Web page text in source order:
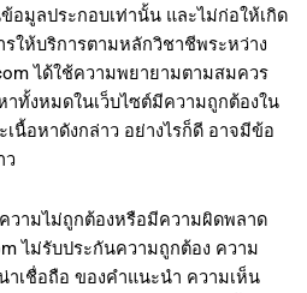
อมูลประกอบเท่านั้น และไม่ก่อให้เกิด
ให้บริการตามหลักวิชาชีพระหว่าง
ได้ใช้ความพยายามตามสมควร
าทั้งหมดในเว็บไซต์มีความถูกต้องใน
นื้อหาดังกล่าว อย่างไรก็ดี อาจมีข้อ
ว
ามไม่ถูกต้องหรือมีความผิดพลาด
ไม่รับประกันความถูกต้อง ความ
เชื่อถือ ของคำแนะนำ ความเห็น